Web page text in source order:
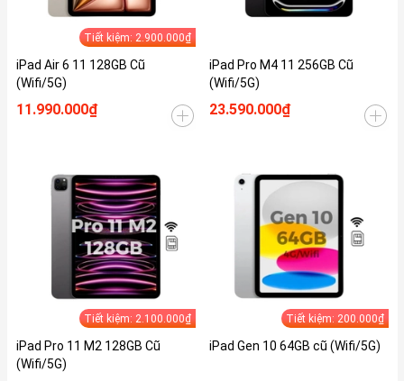
Tiết kiệm: 2.900.000₫
iPad Air 6 11 128GB Cũ
(Wifi/5G)
11.990.000₫
iPad Pro M4 11 256GB Cũ
(Wifi/5G)
23.590.000₫
Tiết kiệm: 2.100.000₫
iPad Pro 11 M2 128GB Cũ
(Wifi/5G)
Tiết kiệm: 200.000₫
iPad Gen 10 64GB cũ (Wifi/5G)